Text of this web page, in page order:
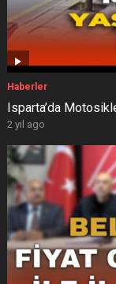
Haberler
Isparta’da
2 yıl ago